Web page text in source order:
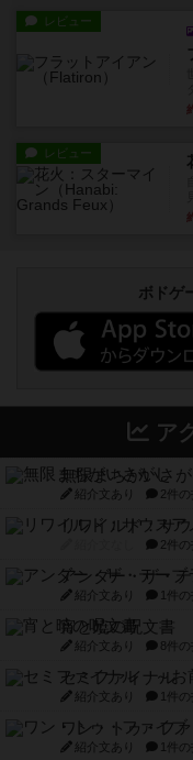
レビュー
レビュー
ボドゲ
ア
無限まちがいさが
紹介文あり 2件の
リワイルド：サ
2件の
アンダー・ザ・
紹介文あり 1件の
宵と暁の呪文書
紹介文あり 8件の
セミファイナル
紹介文あり 1件の
ワン・トゥ・フ
紹介文あり 1件の